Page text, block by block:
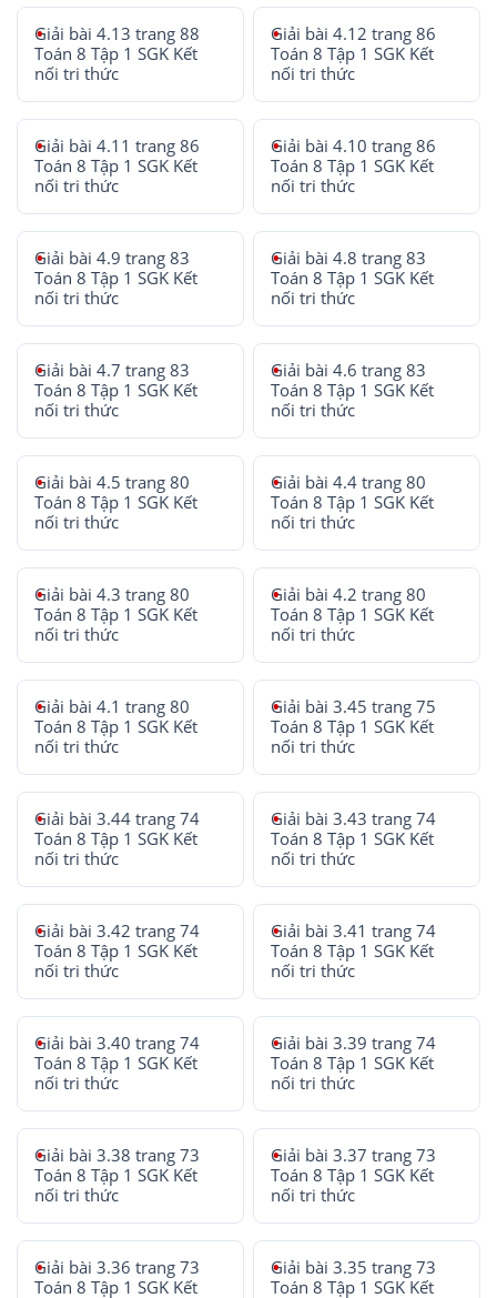
Giải bài 4.13 trang 88
Toán 8 Tập 1 SGK Kết
nối tri thức
Giải bài 4.12 trang 86
Toán 8 Tập 1 SGK Kết
nối tri thức
Giải bài 4.11 trang 86
Toán 8 Tập 1 SGK Kết
nối tri thức
Giải bài 4.10 trang 86
Toán 8 Tập 1 SGK Kết
nối tri thức
Giải bài 4.9 trang 83
Toán 8 Tập 1 SGK Kết
nối tri thức
Giải bài 4.8 trang 83
Toán 8 Tập 1 SGK Kết
nối tri thức
Giải bài 4.7 trang 83
Toán 8 Tập 1 SGK Kết
nối tri thức
Giải bài 4.6 trang 83
Toán 8 Tập 1 SGK Kết
nối tri thức
Giải bài 4.5 trang 80
Toán 8 Tập 1 SGK Kết
nối tri thức
Giải bài 4.4 trang 80
Toán 8 Tập 1 SGK Kết
nối tri thức
Giải bài 4.3 trang 80
Toán 8 Tập 1 SGK Kết
nối tri thức
Giải bài 4.2 trang 80
Toán 8 Tập 1 SGK Kết
nối tri thức
Giải bài 4.1 trang 80
Toán 8 Tập 1 SGK Kết
nối tri thức
Giải bài 3.45 trang 75
Toán 8 Tập 1 SGK Kết
nối tri thức
Giải bài 3.44 trang 74
Toán 8 Tập 1 SGK Kết
nối tri thức
Giải bài 3.43 trang 74
Toán 8 Tập 1 SGK Kết
nối tri thức
Giải bài 3.42 trang 74
Toán 8 Tập 1 SGK Kết
nối tri thức
Giải bài 3.41 trang 74
Toán 8 Tập 1 SGK Kết
nối tri thức
Giải bài 3.40 trang 74
Toán 8 Tập 1 SGK Kết
nối tri thức
Giải bài 3.39 trang 74
Toán 8 Tập 1 SGK Kết
nối tri thức
Giải bài 3.38 trang 73
Toán 8 Tập 1 SGK Kết
nối tri thức
Giải bài 3.37 trang 73
Toán 8 Tập 1 SGK Kết
nối tri thức
Giải bài 3.36 trang 73
Toán 8 Tập 1 SGK Kết
Giải bài 3.35 trang 73
Toán 8 Tập 1 SGK Kết